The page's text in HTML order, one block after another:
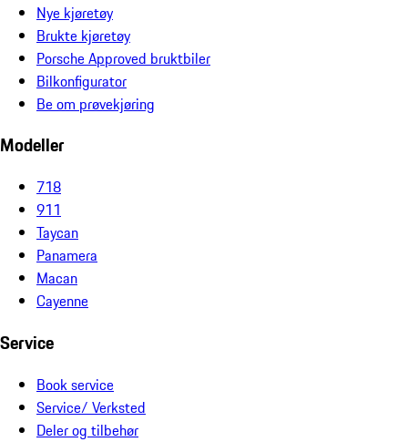
Nye kjøretøy
Brukte kjøretøy
Porsche Approved bruktbiler
Bilkonfigurator
Be om prøvekjøring
Modeller
718
911
Taycan
Panamera
Macan
Cayenne
Service
Book service
Service/ Verksted
Deler og tilbehør